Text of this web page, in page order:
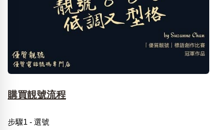
購買靚號流程
步驟1 - 選號